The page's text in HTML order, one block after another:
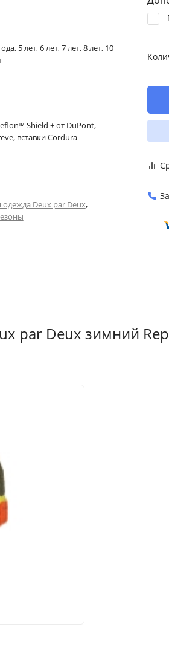
5 лет, 6 лет, 7 лет, 8 лет, 10
Shield + от DuPont,
вставки Cordura
одежда Deux par Deux,
par Deux зимний